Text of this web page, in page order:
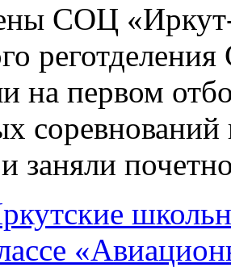
СОЦ «Иркут-
на первом
заняли